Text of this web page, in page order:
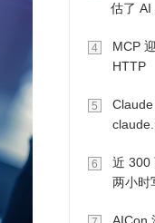
估了 AI
4
MCP
HTTP
5
6
近 300
两小时